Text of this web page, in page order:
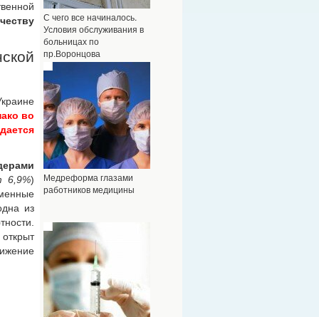
во
6,9%)
из
С чего все начиналось.
Условия обслуживания в
больницах по
пр.Воронцова
Медреформа глазами
работников медицины